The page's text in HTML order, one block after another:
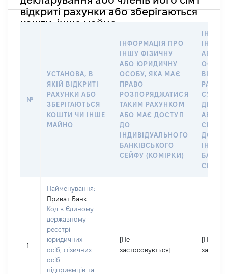
відкриті рахунки або зберігаються
кошти, інше майно
№
УСТАНОВА, В
ЯКІЙ ВІДКРИТІ
РАХУНКИ АБО
ЗБЕРІГАЮТЬСЯ
КОШТИ ЧИ ІНШЕ
МАЙНО
ІНФОРМАЦІЯ ПРО
ІНШУ ФІЗИЧНУ
АБО ЮРИДИЧНУ
ОСОБУ, ЯКА МАЄ
ПРАВО
РОЗПОРЯДЖАТИСЯ
ТАКИМ РАХУНКОМ
АБО МАЄ ДОСТУП
ДО
ІНДИВІДУАЛЬНОГО
БАНКІВСЬКОГО
СЕЙФУ (КОМІРКИ)
ІНШУ
АБО
АБО
СІМ’Ї
СЕЙФУ
1
Найменування:
Приват Банк
Код в Єдиному
державному
реєстрі
юридичних
осіб, фізичних
осіб –
підприємців та
[Не
застосовується]
[Не